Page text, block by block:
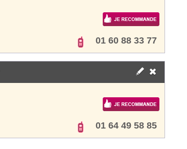
01 60 88 33 77
01 64 49 58 85